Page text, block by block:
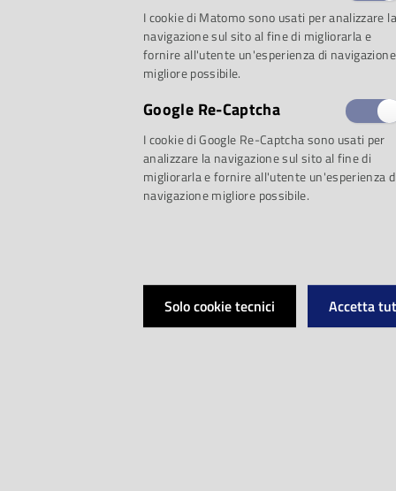
Proposta 1: Il
Un viaggio tra
Il volto di Vivaldi /
scientifica e
noti o dubbi
I cookie di Matomo sono usati per analizzare la
navigazione sul sito al fine di migliorarla e
fornire all'utente un'esperienza di navigazione
migliore possibile.
Google Re-Captcha
I cookie di Google Re-Captcha sono usati per
analizzare la navigazione sul sito al fine di
migliorarla e fornire all'utente un'esperienza
navigazione migliore possibile.
Solo cookie tecnici Accetta